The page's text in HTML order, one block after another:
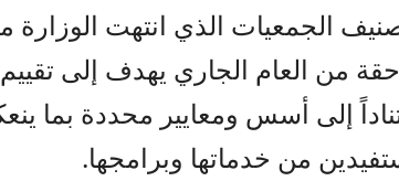
الجمعيات الذي انتهت الوزارة
من العام الجاري يهدف إلى
إلى أسس ومعايير محددة بما
من خدماتها وبرامجها.